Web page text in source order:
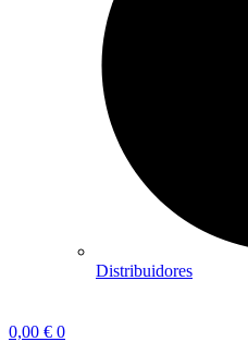
Distribuidores
0,00 € 0